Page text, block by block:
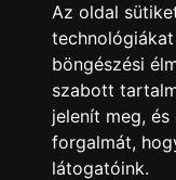
Az oldal
böngészési
szabott
jelenít meg,
forgalmát,
látogatóink.
Kövess minket!
Sárvár lendületben
Nyilatkozatok
Impresszum
Akadálymentesítési